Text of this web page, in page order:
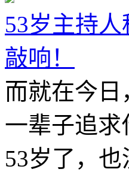
53岁主持
敲响！
而就在今
一辈子追
53岁了，